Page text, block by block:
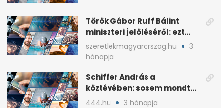
Török Gábor Ruff Bálint
miniszteri jelöléséről: ezt
írta a posztjában
szeretlekmagyarorszag.hu
3
hónapja
Schiffer András a
köztévében: sosem mondta,
ki fog nyerni
444.hu 3 hónapja